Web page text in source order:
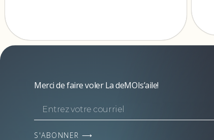
Merci de faire voler La deMOIs’aile!
S'ABONNER ⟶